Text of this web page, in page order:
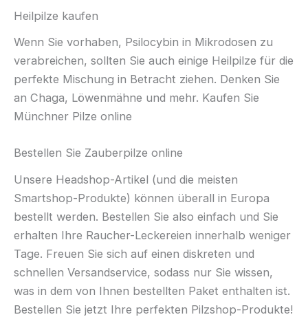
Heilpilze kaufen
Wenn Sie vorhaben, Psilocybin in Mikrodosen zu
verabreichen, sollten Sie auch einige Heilpilze für die
perfekte Mischung in Betracht ziehen. Denken Sie
an Chaga, Löwenmähne und mehr. Kaufen Sie
Münchner Pilze online
Bestellen Sie Zauberpilze online
Unsere Headshop-Artikel (und die meisten
Smartshop-Produkte) können überall in Europa
bestellt werden. Bestellen Sie also einfach und Sie
erhalten Ihre Raucher-Leckereien innerhalb weniger
Tage. Freuen Sie sich auf einen diskreten und
schnellen Versandservice, sodass nur Sie wissen,
was in dem von Ihnen bestellten Paket enthalten ist.
Bestellen Sie jetzt Ihre perfekten Pilzshop-Produkte!